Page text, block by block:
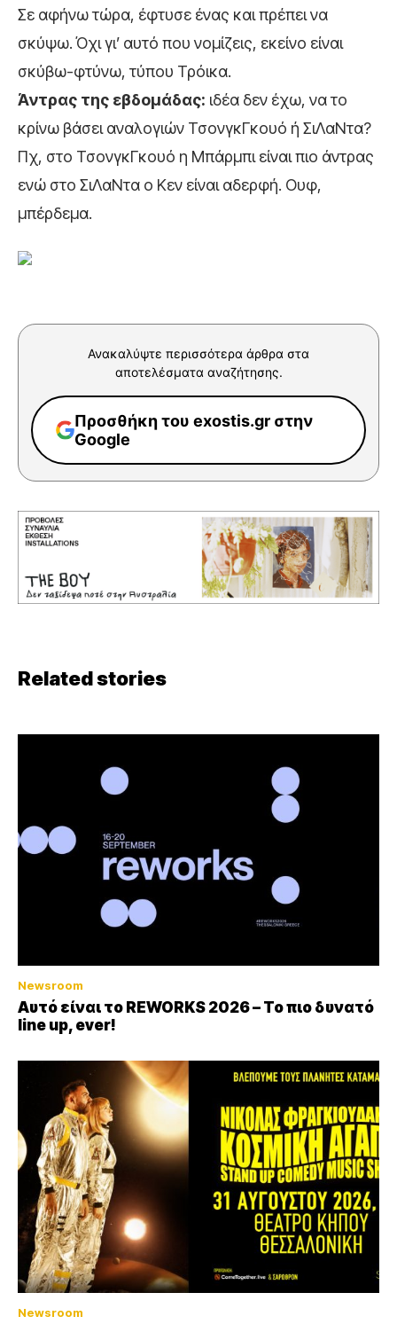
Σε αφήνω τώρα, έφτυσε ένας και πρέπει να
σκύψω. Όχι γι’ αυτό που νομίζεις, εκείνο είναι
σκύβω-φτύνω, τύπου Τρόικα.
Άντρας της εβδομάδας: ιδέα δεν έχω, να το
κρίνω βάσει αναλογιών ΤσονγκΓκουό ή ΣιΛαΝτα?
Πχ, στο ΤσονγκΓκουό η Μπάρμπι είναι πιο άντρας
ενώ στο ΣιΛαΝτα ο Κεν είναι αδερφή. Ουφ,
μπέρδεμα.
Ανακαλύψτε περισσότερα άρθρα στα
αποτελέσματα αναζήτησης.
Προσθήκη του exostis.gr στην
Google
Related stories
Newsroom
Αυτό είναι το REWORKS 2026 – Το πιο δυνατό
line up, ever!
Newsroom